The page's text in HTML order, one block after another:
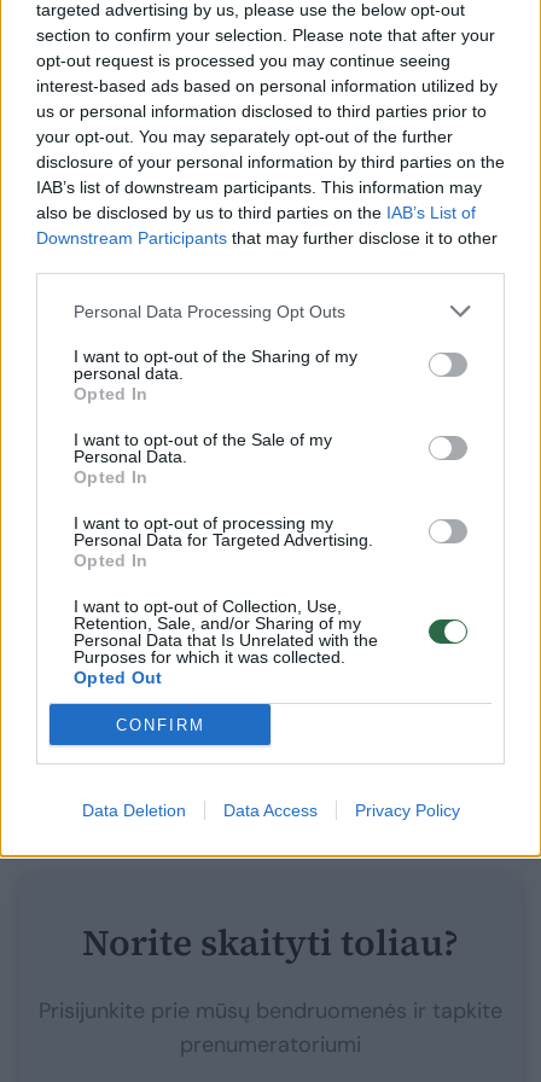
targeted advertising by us, please use the below opt-out
section to confirm your selection. Please note that after your
opt-out request is processed you may continue seeing
interest-based ads based on personal information utilized by
us or personal information disclosed to third parties prior to
your opt-out. You may separately opt-out of the further
disclosure of your personal information by third parties on the
IAB’s list of downstream participants. This information may
also be disclosed by us to third parties on the IAB’s List of
Downstream Participants that may further disclose it to other
Personal Data Processing Opt Outs
I want to opt-out of the Sharing of my
personal data.
Opted In
I want to opt-out of the Sale of my
Personal Data.
Opted In
I want to opt-out of processing my
Personal Data for Targeted Advertising.
Opted In
I want to opt-out of Collection, Use,
Retention, Sale, and/or Sharing of my
Personal Data that Is Unrelated with the
Purposes for which it was collected.
Opted Out
CONFIRM
Data Deletion Data Access Privacy Policy
tačiau Jūratė jau 35 metus gyvena Kaune.
Žemaitijos mieste Jūratė gimė, baigė
mokyklą ir pradėjo dainininkės kelią. Į gimtinę
ji dabar sugrįžta aplankyti mamos, brolio.
studijuoti mediciną, muzikos mokytojas
lavinti būtent tai. Moksleivė muzikos
mokykloje lankė fortepijono pamokas, chorą,
dalyvavo televizijos dainų konkurse „Dainų
dainelė“, tačiau savo gebėjimų
nesureikšmino, laikė tai pomėgiu.
Baigiant mokyklą reikėjo apsispręsti, ką
rinktis. Jūratė nutarė, kad jeigu mokslus baigs
aukso medaliu, stos į mediciną. Devintos
klasės trimestre tarp visų dalykų penketų,
mat tuo metu buvo penkiabalė vertinimo
pakišo koją gauti aukso medalį.
Norite skaityti toliau?
Prisijunkite prie mūsų bendruomenės ir tapkite
prenumeratoriumi